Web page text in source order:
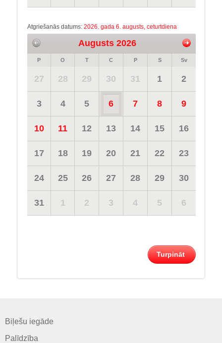
Atgriešanās datums: 2026. gada 6. augusts, ceturtdiena
Augusts 2026
P O T C P S Sv
27 28 29 30 31 1 2
3 4 5 6 7 8 9
10 11 12 13 14 15 16
17 18 19 20 21 22 23
24 25 26 27 28 29 30
31 1 2 3 4 5 6
Turpināt
Biļešu iegāde
Palīdzība